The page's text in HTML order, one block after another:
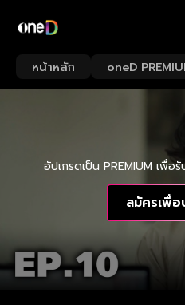
หน้าหลัก oneD
อัปเกรดเป็น PREMIUM เพื่
สมัครเพื่